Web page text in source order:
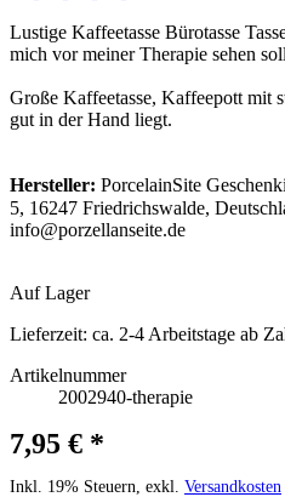
Lustige Kaffeetasse Bürotasse
mich vor meiner Therapie sehen
Große Kaffeetasse, Kaffeepott mit
gut in der Hand liegt.
Hersteller: PorcelainSite
5, 16247 Friedrichswalde,
info@porzellanseite.de
Auf Lager
Lieferzeit: ca. 2-4 Arbeitstage ab
Artikelnummer
2002940-therapie
7,95 € *
Inkl. 19% Steuern, exkl. Versandkosten